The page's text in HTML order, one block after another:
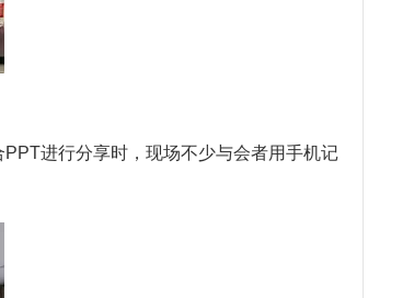
进行分享时，现场不少与会者用手机记